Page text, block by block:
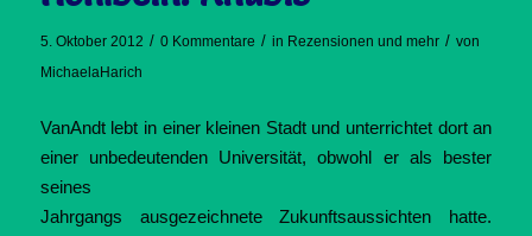
5. Oktober 2012 / 0 Kommentare / in Rezensionen und mehr / von
MichaelaHarich
VanAndt lebt in einer kleinen Stadt und unterrichtet dort an
einer unbedeutenden Universität, obwohl er als bester
seines
Jahrgangs ausgezeichnete Zukunftsaussichten hatte.